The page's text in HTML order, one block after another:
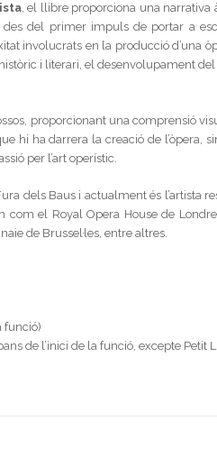
, el llibre proporciona una narrativa
des del primer impuls de portar a
involucrats en la producció d’una
i literari, el desenvolupament
proporcionant una comprensió
hi ha darrera la creació de l’òpera,
per l’art operístic.
dels Baus i actualment és l’artista
el Royal Opera House de
de Brussel·les, entre altres.
funció)
de l’inici de la funció, excepte Petit